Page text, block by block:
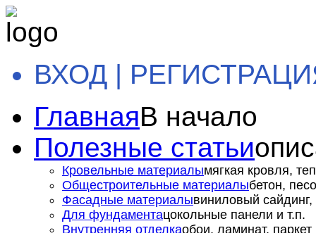
ВХОД |
ГлавнаяВ начало
Полезные статьи
Кровельные материалымягкая кровля,
Общестроительные материалыбетон,
Фасадные материалывиниловый сайдинг,
Для фундаментацокольные панели и т.п.
Внутренняя отделкаобои, ламинат, паркет